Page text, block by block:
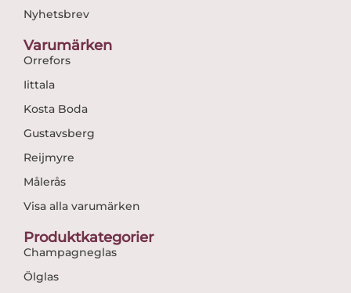
Nyhetsbrev
Varumärken
Orrefors
Iittala
Kosta Boda
Gustavsberg
Reijmyre
Målerås
Visa alla varumärken
Produktkategorier
Champagneglas
Ölglas